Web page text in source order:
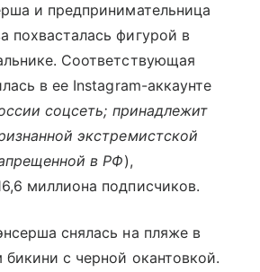
и предпринимательница
похвасталась фигурой в
Соответствующая
в ее Instagram-аккаунте
соцсеть; принадлежит
экстремистской
в РФ),
миллиона подписчиков.
снялась на пляже в
с черной окантовкой.